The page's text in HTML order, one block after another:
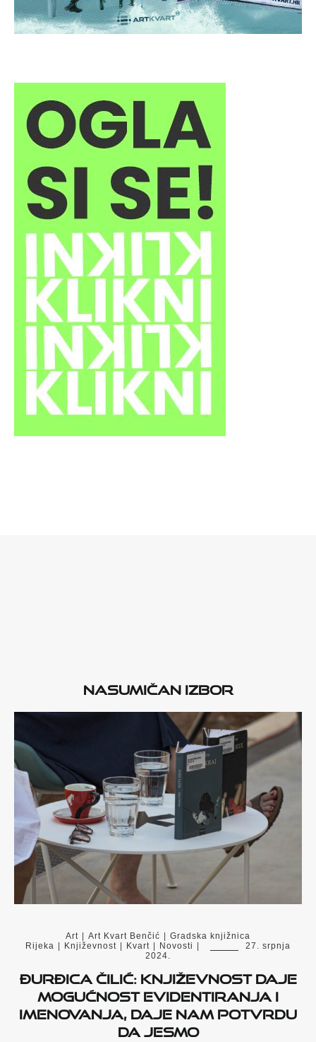
Nasumičan izbor
Art Art Kvart Benčić
Gradska knjižnica
Rijeka
Književnost Kvart Novosti
27. srpnja
2024.
Đurđica Čilić: Književnost daje
mogućnost evidentiranja i
imenovanja, daje nam potvrdu
da jesmo